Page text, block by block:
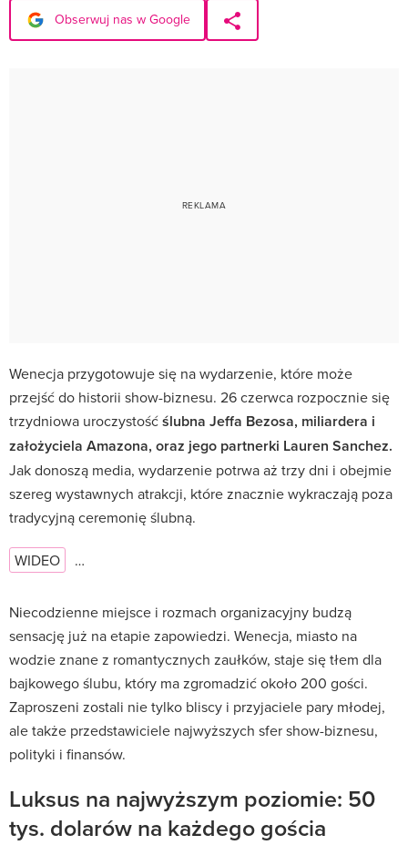
Obserwuj nas w Google
Wenecja przygotowuje się na wydarzenie, które może
przejść do historii show-biznesu. 26 czerwca rozpocznie się
trzydniowa uroczystośćślubna Jeffa Bezosa, miliardera i
założyciela Amazona, oraz jego partnerki Lauren Sanchez.
Jak donoszą media, wydarzenie potrwa aż trzy dni i obejmie
szereg wystawnych atrakcji, które znacznie wykraczają poza
tradycyjną ceremonię ślubną.
WIDEO …
Niecodzienne miejsce i rozmach organizacyjny budzą
sensację już na etapie zapowiedzi. Wenecja, miasto na
wodzie znane z romantycznych zaułków, staje się tłem dla
bajkowego ślubu, który ma zgromadzić około 200 gości.
Zaproszeni zostali nie tylko bliscy i przyjaciele pary młodej,
ale także przedstawiciele najwyższych sfer show-biznesu,
polityki i finansów.
Luksus na najwyższym poziomie: 50
tys. dolarów na każdego gościa